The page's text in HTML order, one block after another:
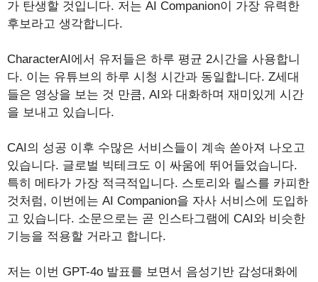
가 탄생할 것입니다. 저는 AI Companion이 가장 유력한
후보라고 생각합니다.
CharacterAI에서 유저들은 하루 평균 2시간을 사용합니
다. 이는 유튜브의 하루 시청 시간과 동일합니다. Z세대
들은 영상을 보는 것 만큼, AI와 대화하며 재미있게 시간
을 보내고 있습니다.
CAI의 성공 이후 수많은 서비스들이 계속 쏟아져 나오고
있습니다. 글로벌 빅테크도 이 싸움에 뛰어들었습니다.
특히 메타가 가장 적극적입니다. 스토리와 릴스를 카피한
것처럼, 이번에는 AI Companion을 자사 서비스에 도입하
고 있습니다. 소문으로는 곧 인스타그램에 CAI와 비슷한
기능을 적용할 거라고 합니다.
저는 이번 GPT-4o 발표를 보면서 음성기반 감성대화에